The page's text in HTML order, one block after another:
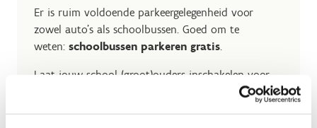
Er is ruim voldoende parkeergelegenheid voor
zowel auto’s als schoolbussen. Goed om te
weten: schoolbussen parkeren gratis.
Laat jouw school (groot)ouders inschakelen voor
het vervoer? Geef ons vooraf een seintje. Dan